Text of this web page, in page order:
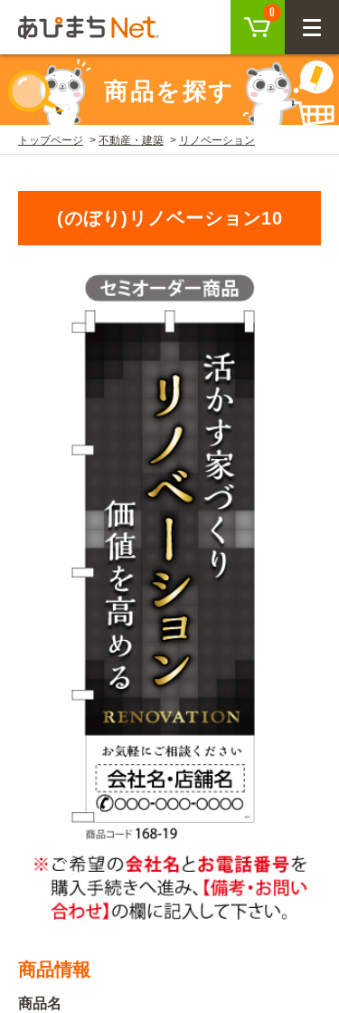
0
CLOSE
ログイン
会員登録
SEARCH
KEYWORD
注目キーワード
韓国グルメ 駐車場
住まい・暮らし
美容・健康 地域・観光
イベント・季節
カルチャー・教養
車・バイク関連
OTHER ITEMS
関連アイテムを見る
ORIGINAL ORDER
ご利用ガイド
USER GUIDE
ご利用ガイド トップ
取り扱い商品一覧
既製デザイン商品注文方法
オリジナルオーダー注文方法
お届け納期と配送方法
お支払方法
初めての方へ
初めての方へ トップ
商品について
よくある質問
オリジナルオーダー制作事例
商品を探す
トップページ 不動産・建築 リノベーション
(のぼり)リノベーション10
商品情報
商品名